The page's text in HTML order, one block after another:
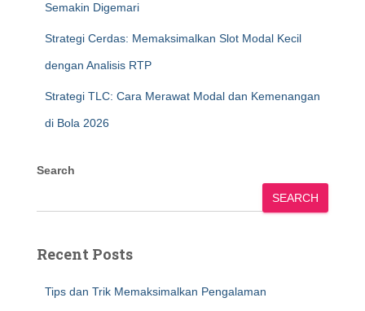
Semakin Digemari
Strategi Cerdas: Memaksimalkan Slot Modal Kecil
dengan Analisis RTP
Strategi TLC: Cara Merawat Modal dan Kemenangan
di Bola 2026
Search
SEARCH
Recent Posts
Tips dan Trik Memaksimalkan Pengalaman